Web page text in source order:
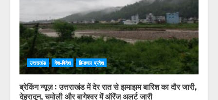
उत्तराखंड देश-विदेश हिमाचल प्रदेश
ब्रेकिंग न्यूज़ : उत्तराखंड में देर रात से झमाझम बारिश का दौर जारी,
देहरादून, चमोली और बागेश्वर में ऑरेंज अलर्ट जारी